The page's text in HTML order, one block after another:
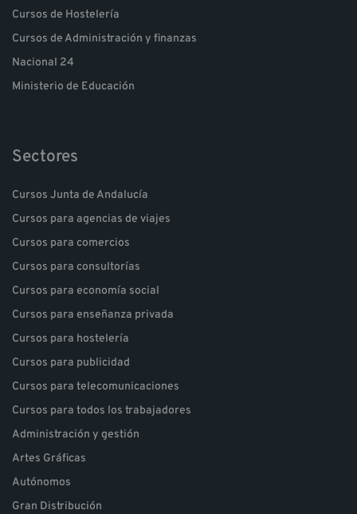
Cursos de Hostelería
Cursos de Administración y finanzas
Nacional 24
Ministerio de Educación
Sectores
Cursos Junta de Andalucía
Cursos para agencias de viajes
Cursos para comercios
Cursos para consultorías
Cursos para economía social
Cursos para enseñanza privada
Cursos para hostelería
Cursos para publicidad
Cursos para telecomunicaciones
Cursos para todos los trabajadores
Administración y gestión
Artes Gráficas
Autónomos
Gran Distribución